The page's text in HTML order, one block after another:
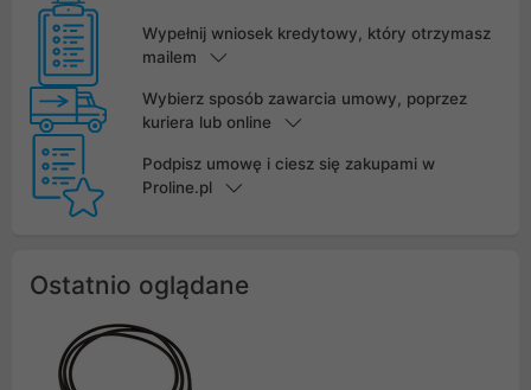
Wypełnij wniosek kredytowy, który otrzymasz
mailem
Wybierz sposób zawarcia umowy, poprzez
kuriera lub online
Podpisz umowę i ciesz się zakupami w
Proline.pl
Ostatnio oglądane